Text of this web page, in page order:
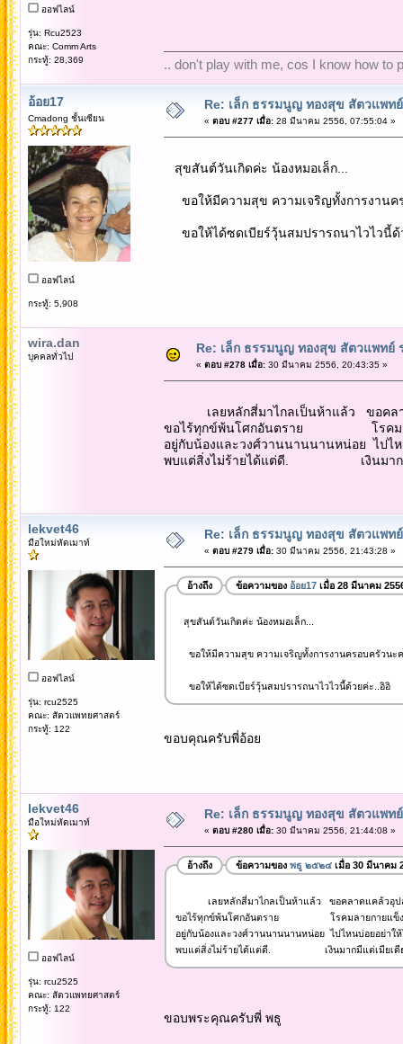
ออฟไลน์
รุ่น: Rcu2523
คณะ: Comm Arts
กระทู้: 28,369
.. don't play with me, cos I know how to
อ้อย17
Cmadong ชั้นเซียน
ออฟไลน์
กระทู้: 5,908
Re: เล็ก ธรรมนูญ ทองสุข สัตวแพท
« ตอบ #277 เมื่อ:28 มีนาคม 2556, 07:55:04 »
สุขสันต์วันเกิดค่ะ น้องหมอเล็ก...
ขอให้มีความสุข ความเจริญทั้งการงานค
ขอให้ได้ซดเบียร์วุ้นสมปรารถนาไวไวนี้ด้
wira.dan
บุคคลทั่วไป
Re: เล็ก ธรรมนูญ ทองสุข สัตวแพทย์
« ตอบ #278 เมื่อ:30 มีนาคม 2556, 20:43:35 »
เลยหลักสี่มาไกลเป็นห้าแล้ว ขอคลา
ขอไร้ทุกข์พ้นโศกอันตราย โรคมลา
อยู่กับน้องและวงศ์วานนานนานหน่อย ไปไ
พบแต่สิ่งไม่ร้ายได้แต่ดี. เงินมากมีแต่
lekvet46
มือใหม่หัดเมาท์
ออฟไลน์
รุ่น: rcu2525
คณะ: สัตวแพทยศาสตร์
กระทู้: 122
Re: เล็ก ธรรมนูญ ทองสุข สัตวแพท
« ตอบ #279 เมื่อ:30 มีนาคม 2556, 21:43:28 »
อ้างถึง ข้อความของ อ้อย17เมื่อ 28 มีนาคม
สุขสันต์วันเกิดค่ะ น้องหมอเล็ก...
ขอให้มีความสุข ความเจริญทั้งการงานครอบครัวนะ
ขอให้ได้ซดเบียร์วุ้นสมปรารถนาไวไวนี้ด้วยค่ะ..อิอิ
ขอบคุณครับพี่อ้อย
lekvet46
มือใหม่หัดเมาท์
ออฟไลน์
รุ่น: rcu2525
คณะ: สัตวแพทยศาสตร์
กระทู้: 122
Re: เล็ก ธรรมนูญ ทองสุข สัตวแพท
« ตอบ #280 เมื่อ:30 มีนาคม 2556, 21:44:08 »
อ้างถึง ข้อความของ พธู ๒๕๒๔เมื่อ 30 มีนาคม
เลยหลักสี่มาไกลเป็นห้าแล้ว ขอคลาดแคล้วอุปส
ขอไร้ทุกข์พ้นโศกอันตราย โรคมลายกายแข็ง
อยู่กับน้องและวงศ์วานนานนานหน่อย ไปไหนบ่อยอย่าใ
พบแต่สิ่งไม่ร้ายได้แต่ดี. เงินมากมีแต่เมียเดียว
ขอบพระคุณครับพี่ พธู